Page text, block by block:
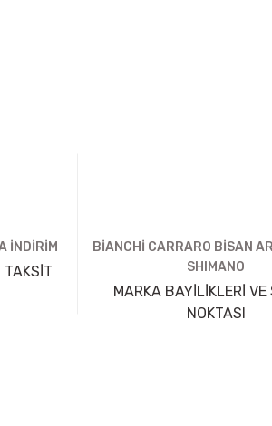
İNDİRİM
TAKSİT
BİANCHİ CARRARO BİSAN
SHIMANO
MARKA BAYİLİKLERİ VE
NOKTASI